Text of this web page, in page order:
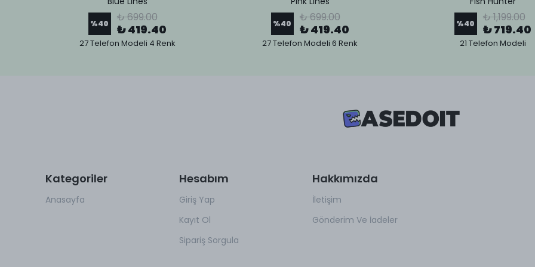
%40 ₺ 699.00
₺ 419.40
27 Telefon Modeli 4 Renk
%40 ₺ 699.00
₺ 419.40
27 Telefon Modeli 6 Renk
%40 ₺ 1,199.00
₺ 719.40
21 Telefon Modeli
Kategoriler
Anasayfa
Hesabım
Giriş Yap
Kayıt Ol
Sipariş Sorgula
Hakkımızda
İletişim
Gönderim Ve İadeler